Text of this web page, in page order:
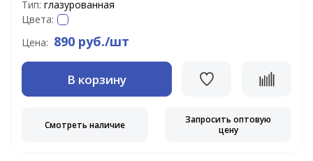
Тип: глазурованная
Цвета:
Цена: 890 руб./шт
В корзину
Смотреть наличие
Запросить оптовую
цену